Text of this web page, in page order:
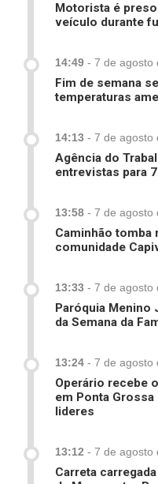
Motorista é
veículo durante
14:49 - 7 de agosto
Fim de semana
temperaturas
14:13 - 7 de agosto
Agência do
entrevistas para
13:58 - 7 de agosto
Caminhão tomba
comunidade
13:33 - 7 de agosto
Paróquia Menino
da Semana da
13:24 - 7 de agosto
Operário recebe
em Ponta
lideres
13:12 - 7 de agosto
Carreta